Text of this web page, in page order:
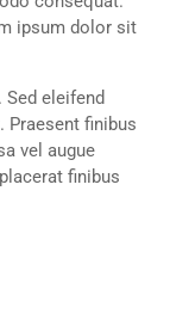
ipsum dolor sit
eleifend
Praesent finibus
vel augue
finibus